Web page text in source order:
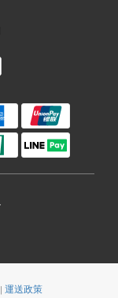
| 運送政策